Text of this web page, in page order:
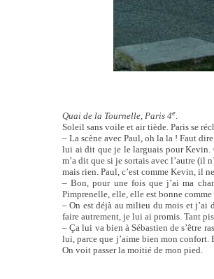
Quai de la Tournelle, Paris 4e.
Soleil sans voile et air tiède. Paris se
– La scène avec Paul, oh la la ! Faut
lui ai dit que je le larguais pour Kevin.
m’a dit que si je sortais avec l’autre (il
mais rien. Paul, c’est comme Kevin, il
– Bon, pour une fois que j’ai ma
Pimprenelle, elle, elle est bonne
– On est déjà au milieu du mois et j’ai
faire autrement, je lui ai promis. Tant
– Ça lui va bien à Sébastien de s’être
lui, parce que j’aime bien mon confort.
On voit passer la moitié de mon pied.